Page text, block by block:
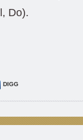
Do).
DIGG